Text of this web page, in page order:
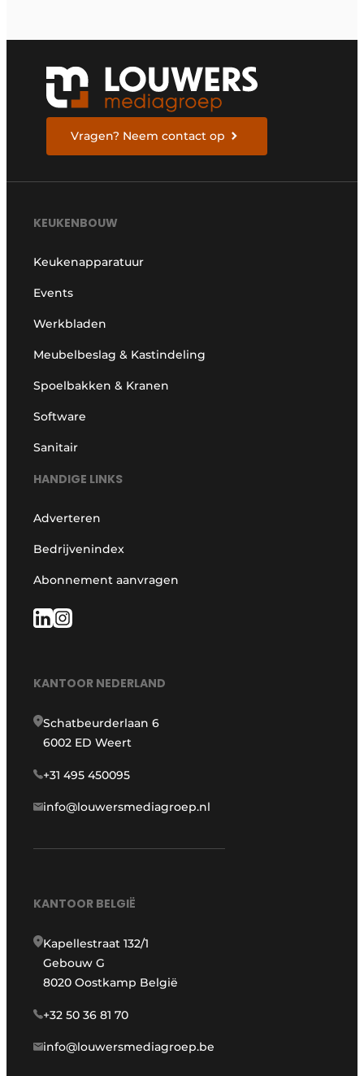
Vragen? Neem contact op
KEUKENBOUW
Keukenapparatuur
Events
Werkbladen
Meubelbeslag & Kastindeling
Spoelbakken & Kranen
Software
Sanitair
HANDIGE LINKS
Adverteren
Bedrijvenindex
Abonnement aanvragen
KANTOOR NEDERLAND
Schatbeurderlaan 6
6002 ED Weert
+31 495 450095
info@louwersmediagroep.nl
KANTOOR BELGIË
Kapellestraat 132/1
Gebouw G
8020 Oostkamp België
+32 50 36 81 70
info@louwersmediagroep.be